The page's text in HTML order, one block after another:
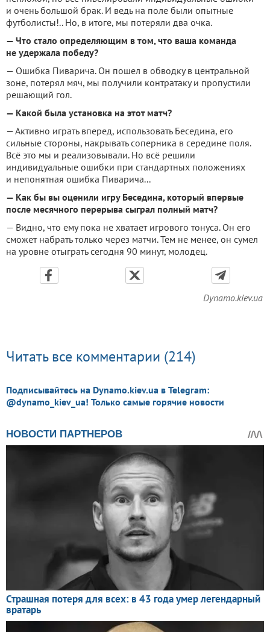
и очень большой брак. И ведь на поле были опытные
футболисты!.. Но, в итоге, мы потеряли два очка.
— Что стало определяющим в том, что ваша команда
не удержала победу?
— Ошибка Пиварича. Он пошел в обводку в центральной
зоне, потерял мяч, мы получили контратаку и пропустили
решающий гол.
— Какой была установка на этот матч?
— Активно играть вперед, использовать Беседина, его
сильные стороны, накрывать соперника в середине поля.
Всё это мы и реализовывали. Но всё решили
индивидуальные ошибки при стандартных положениях
и непонятная ошибка Пиварича...
— Как бы вы оценили игру Беседина, который впервые
после месячного перерыва сыграл полный матч?
— Видно, что ему пока не хватает игрового тонуса. Он его
сможет набрать только через матчи. Тем не менее, он сумел
на уровне отыграть сегодня 90 минут, молодец.
Dynamo.kiev.ua
Читать все комментарии (214)
Подписывайтесь на Dynamo.kiev.ua в Telegram:
@dynamo_kiev_ua! Только самые горячие новости